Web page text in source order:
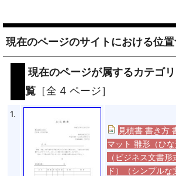
現在のページのサイトにおける位
現在のページが属するカテゴ
覧 ［全 4 ページ］
1.
見積書 書き方
マット 雛形（ひ
（ビジネス文書
ド）（シンプル